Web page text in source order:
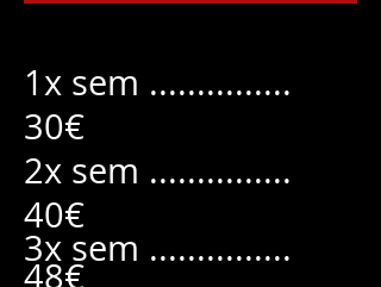
1x sem ...............
30€
2x sem ...............
40€
3x sem ...............
48€